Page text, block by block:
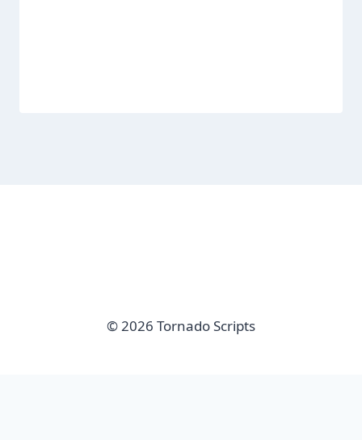
© 2026 Tornado Scripts